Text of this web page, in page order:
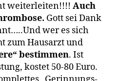
weiterleiten!!!! Auch
Gott sei Dank
wer es sich
zum Hausarzt und
bestimmen. Ist
kostet 50-80 Euro.